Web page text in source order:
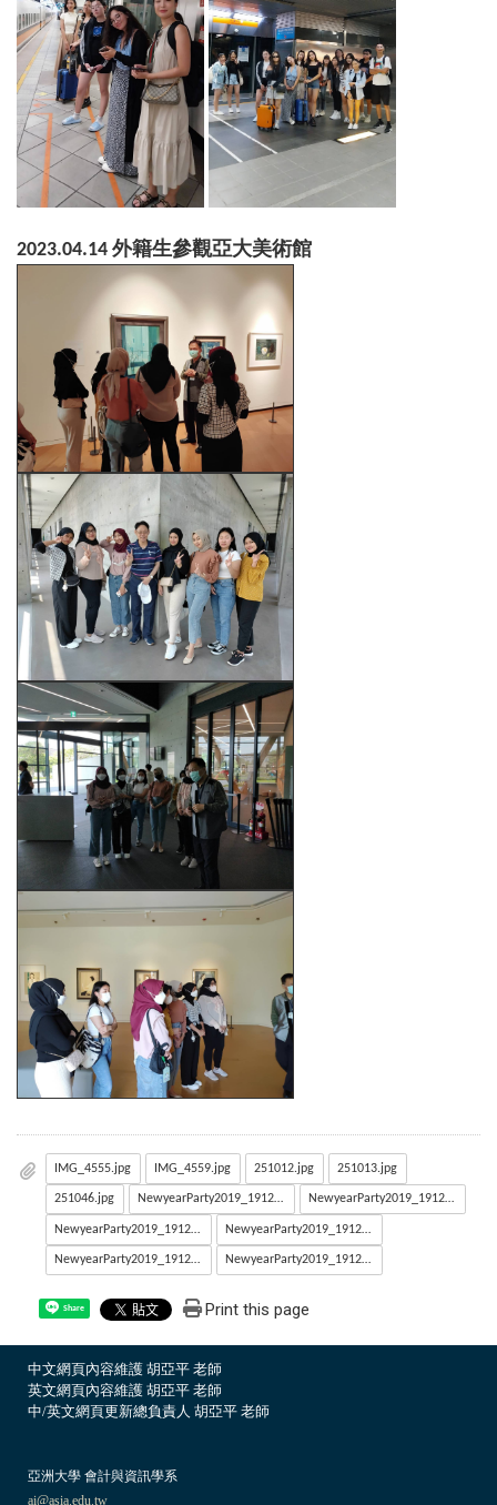
2023.04.14 外籍生參觀亞大美術館
IMG_4555.jpg IMG_4559.jpg 251012.jpg 251013.jpg
251046.jpg NewyearParty2019_191230_0008.jpg NewyearParty2019_191230_0002.jpg
NewyearParty2019_191230_0009.jpg NewyearParty2019_191230_0043.jpg
NewyearParty2019_191230_0041.jpg NewyearParty2019_191230_0010.jpg
Share Print this page
中文網頁內容維護 胡亞平 老師
英文網頁內容維護 胡亞平 老師
中/英文網頁更新總負責人 胡亞平 老師
亞洲大學 會計與資訊學系
ai@asia.edu.tw